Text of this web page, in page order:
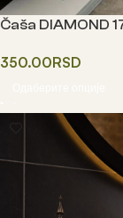
Čaša DIAMOND
350.00RSD